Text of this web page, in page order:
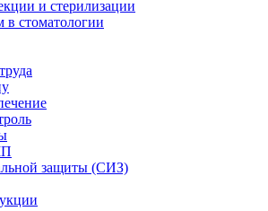
и стерилизации
стоматологии
защиты (СИЗ)